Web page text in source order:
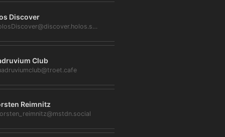
Discover
@HolosDiscover@discover.holos.social
Club
Reimnitz